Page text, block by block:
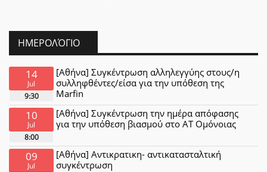
ΗΜΕΡΟΛΌΓΙΟ
14
Jul
9:30
[Αθήνα] Συγκέντρωση αλληλεγγύης στους/η
συλληφθέντες/είσα για την υπόθεση της
Marfin
10
Jul
8:00
[Αθήνα] Συγκέντρωση την ημέρα απόφασης
για την υπόθεση βιασμού στο ΑΤ Ομόνοιας
09
Jul
[Αθήνα] Αντικρατικη- αντικατασταλτική
συγκέντρωση